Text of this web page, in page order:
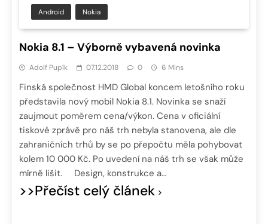
Android Nokia
Nokia 8.1 – Výborně vybavená novinka
Adolf Pupík 07.12.2018 0 6 Mins
Finská společnost HMD Global koncem letošního roku
představila nový mobil Nokia 8.1. Novinka se snaží
zaujmout poměrem cena/výkon. Cena v oficiální
tiskové zprávě pro náš trh nebyla stanovena, ale dle
zahraničních trhů by se po přepočtu měla pohybovat
kolem 10 000 Kč. Po uvedení na náš trh se však může
mírně lišit. Design, konstrukce a…
>>Přečíst celý článek